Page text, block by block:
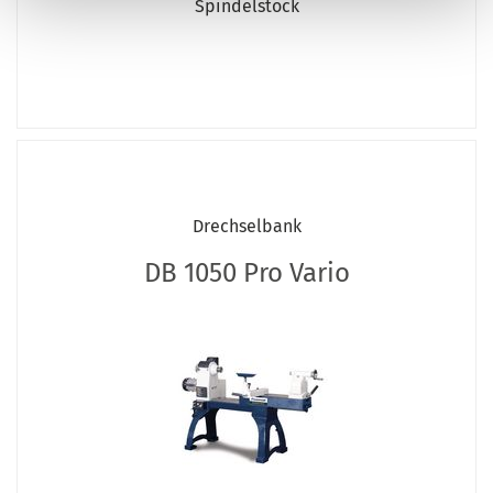
Spindelstock
Drechselbank
DB 1050 Pro Vario